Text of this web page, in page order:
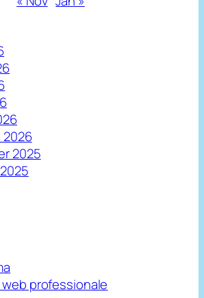
2026
2025
professionale